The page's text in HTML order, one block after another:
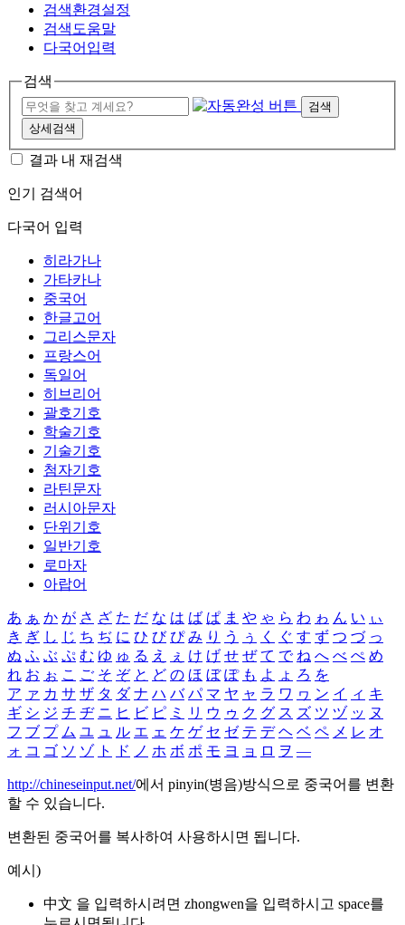
검색환경설정
검색도움말
다국어입력
검색
검색
상세검색
결과 내 재검색
인기 검색어
다국어 입력
히라가나
가타카나
중국어
한글고어
그리스문자
프랑스어
독일어
히브리어
괄호기호
학술기호
기술기호
첨자기호
라틴문자
러시아문자
단위기호
일반기호
로마자
아랍어
あ ぁ か が さ ざ た だ な は ば ぱ ま や ゃ ら わ ゎ ん い ぃ
き ぎ し じ ち ぢ に ひ び ぴ み り う ぅ く ぐ す ず つ づ っ
ぬ ふ ぶ ぷ む ゆ ゅ る え ぇ け げ せ ぜ て で ね へ べ ぺ め
れ お ぉ こ ご そ ぞ と ど の ほ ぼ ぽ も よ ょ ろ を
ア ァ カ サ ザ タ ダ ナ ハ バ パ マ ヤ ャ ラ ワ ヮ ン イ ィ キ
ギ シ ジ チ ヂ ニ ヒ ビ ピ ミ リ ウ ゥ ク グ ス ズ ツ ヅ ッ ヌ
フ ブ プ ム ユ ュ ル エ ェ ケ ゲ セ ゼ テ デ ヘ ベ ペ メ レ オ
ォ コ ゴ ソ ゾ ト ド ノ ホ ボ ポ モ ヨ ョ ロ ヲ ―
http://chineseinput.net/에서 pinyin(병음)방식으로 중국어를 변환
할 수 있습니다.
변환된 중국어를 복사하여 사용하시면 됩니다.
예시)
中文 을 입력하시려면 zhongwen을 입력하시고 space를